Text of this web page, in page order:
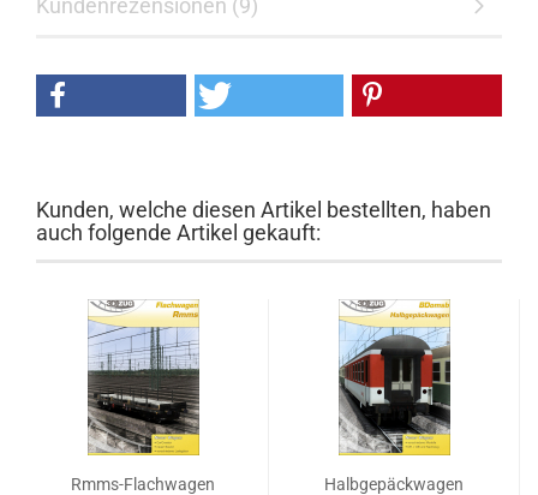
Kundenrezensionen (9)
Kunden, welche diesen Artikel bestellten, haben
auch folgende Artikel gekauft:
Rmms-Flachwagen
Halbgepäckwagen